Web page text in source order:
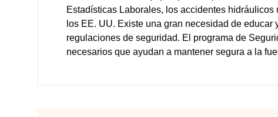
Estadísticas Laborales, los accidentes
los EE. UU. Existe una gran necesidad de
regulaciones de seguridad. El programa de
necesarios que ayudan a mantener segura a la